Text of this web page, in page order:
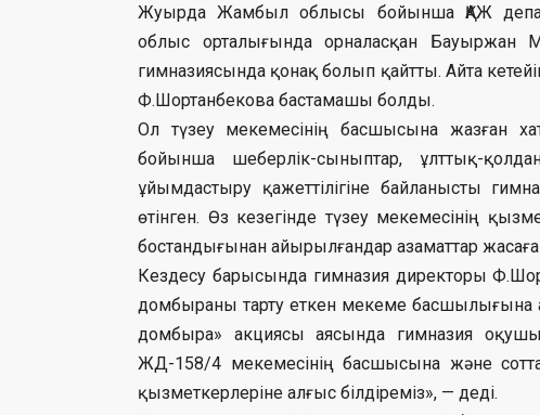
Жуырда Жамбыл облысы бойынша ҚАЖ
облыс орталығында орналасқан
гимназиясында қонақ болып қайтты. Айта
Ф.Шортанбекова бастамашы болды.
Ол түзеу мекемесінің басшысына жазған
бойынша шеберлік-сыныптар, ұлттық-
ұйымдастыру қажеттілігіне байланысты
өтінген. Өз кезегінде түзеу мекемесінің
бостандығынан айырылғандар азаматтар
Кездесу барысында гимназия директоры
домбыраны тарту еткен мекеме басшылығына
домбыра» акциясы аясында гимназия
ЖД-158/4 мекемесінің басшысына және
қызметкерлеріне алғыс білдіреміз», — деді.